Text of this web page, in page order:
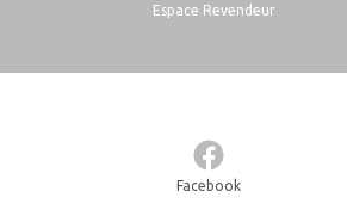
Espace Revendeur
Facebook